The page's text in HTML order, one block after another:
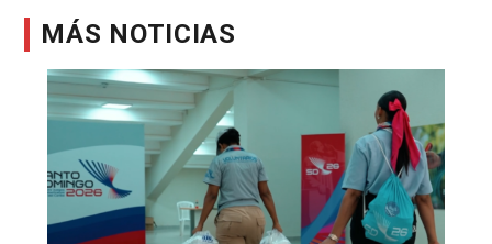
MÁS NOTICIAS